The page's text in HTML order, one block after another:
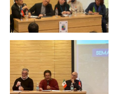
Zoom